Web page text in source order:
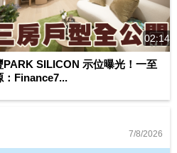
02:14
SILICON 示位曝光！一至
：Finance7...
7/8/2026